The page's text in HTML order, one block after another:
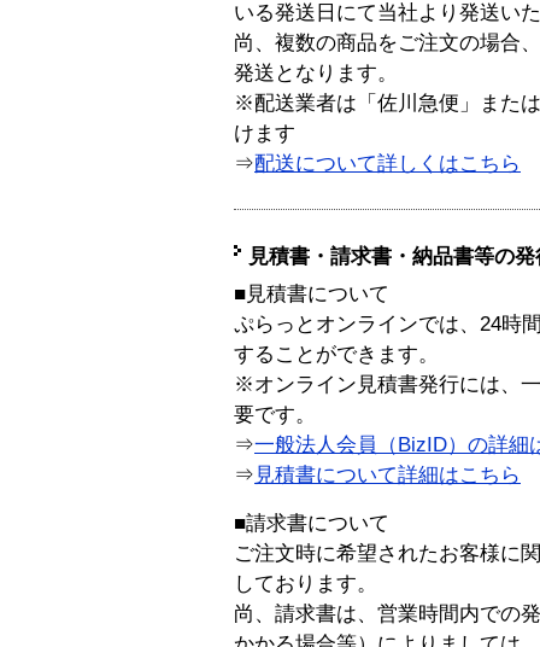
いる発送日にて当社より発送い
尚、複数の商品をご注文の場合
発送となります。
※配送業者は「佐川急便」また
けます
⇒配送について詳しくはこちら
見積書・請求書・納品書等の
■見積書について
ぷらっとオンラインでは、24時
することができます。
※オンライン見積書発行には、
要です。
⇒一般法人会員（BizID）の詳細
⇒ 見積書について詳細はこちら
■請求書について
ご注文時に希望されたお客様に
しております。
尚、請求書は、営業時間内での